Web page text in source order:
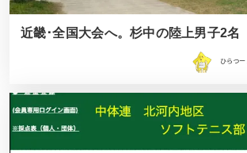
近畿･全国大会へ。杉中の陸上男子2名
ひらつ